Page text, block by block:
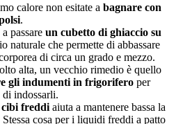
calore non esitate a bagnare con
.
passare un cubetto di ghiaccio su
naturale che permette di abbassare
di circa un grado e mezzo.
alta, un vecchio rimedio è quello
gli indumenti in frigorifero per
indossarli.
cibi freddi aiuta a mantenere bassa la
cosa per i liquidi freddi a patto